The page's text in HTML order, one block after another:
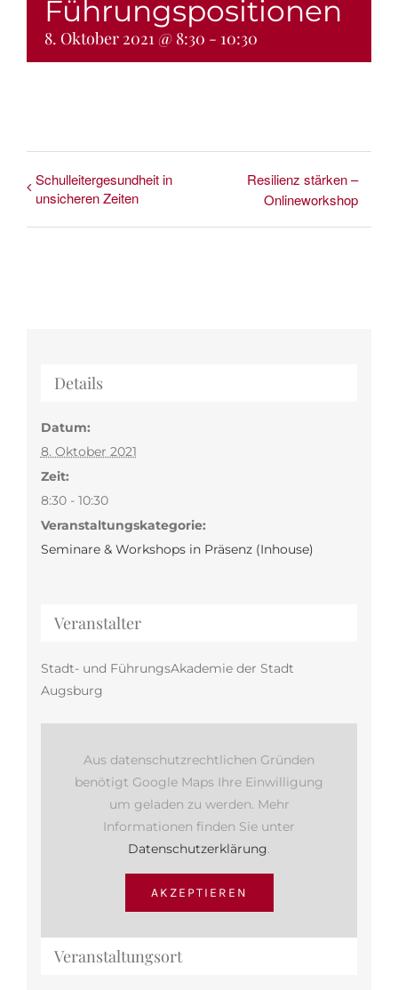
BücherFührungspositionen
8. Oktober 2021 @ 8:30 - 10:30
Schulleitergesundheit in
unsicheren Zeiten
Resilienz stärken –
Onlineworkshop
Details
Datum:
8. Oktober 2021
Zeit:
8:30 - 10:30
Veranstaltungskategorie:
Seminare & Workshops in Präsenz (Inhouse)
Veranstalter
Stadt- und FührungsAkademie der Stadt
Augsburg
Veranstaltungsort
Aus datenschutzrechtlichen Gründen
benötigt Google Maps Ihre Einwilligung
um geladen zu werden. Mehr
Informationen finden Sie unter
Datenschutzerklärung.
AKZEPTIEREN